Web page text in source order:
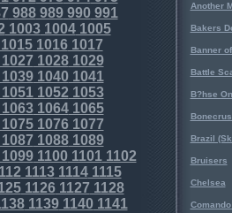
988989990991
100310041005
10161017
10281029
10401041
1052 1053
106310641065
10761077
10881089
110011011102
111311141115
11261127 1128
113911401141
Another
Bakers
Banner
Battle
B?hse
Brazil
Bruisers
Chelsea